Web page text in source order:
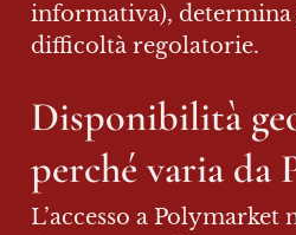
informativa), determina
difficoltà regolatorie.
Disponibilità
perché varia da
L’accesso a